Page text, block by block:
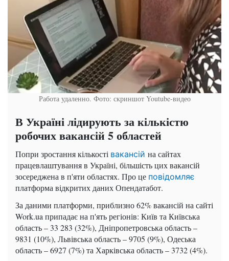
Работа удаленно. Фото: скриншот Youtube-видео
В Україні лідирують за кількістю
робочих вакансій 5 областей
Попри зростання кількості вакансій на сайтах
працевлаштування в Україні, більшість цих вакансій
зосереджена в п'яти областях. Про це повідомляє
платформа відкритих даних Опендатабот.
За даними платформи, приблизно 62% вакансій на сайті
Work.ua припадає на п'ять регіонів: Київ та Київська
область – 33 283 (32%), Дніпропетровська область –
9831 (10%), Львівська область – 9705 (9%), Одеська
область – 6927 (7%) та Харківська область – 3732 (4%).